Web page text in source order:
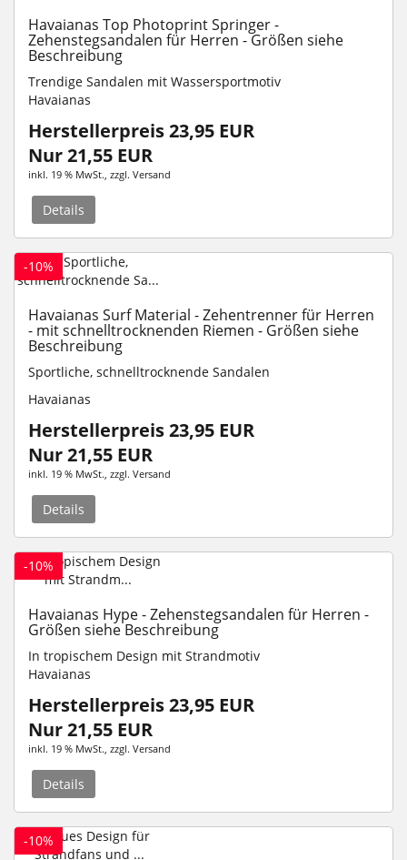
Havaianas Top Photoprint Springer -
Zehenstegsandalen für Herren - Größen siehe
Beschreibung
Trendige Sandalen mit Wassersportmotiv
Havaianas
Herstellerpreis 23,95 EUR
Nur 21,55 EUR
inkl. 19 % MwSt. , zzgl. Versand
Details
-10%
Havaianas Surf Material - Zehentrenner für Herren
- mit schnelltrocknenden Riemen - Größen siehe
Beschreibung
Sportliche, schnelltrocknende Sandalen
Havaianas
Herstellerpreis 23,95 EUR
Nur 21,55 EUR
inkl. 19 % MwSt. , zzgl. Versand
Details
-10%
Havaianas Hype - Zehenstegsandalen für Herren -
Größen siehe Beschreibung
In tropischem Design mit Strandmotiv
Havaianas
Herstellerpreis 23,95 EUR
Nur 21,55 EUR
inkl. 19 % MwSt. , zzgl. Versand
Details
-10%